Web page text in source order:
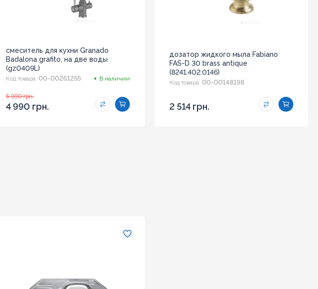
смеситель для кухни Granado
Badalona grafito, на две воды
(gz0409L)
Код товара: 00-00261255 В наличии
5 990 грн.
4 990 грн.
дозатор жидкого мыла Fabiano
FAS-D 30 brass antique
(8241.402.0146)
Код товара: 00-00148198
2 514 грн.